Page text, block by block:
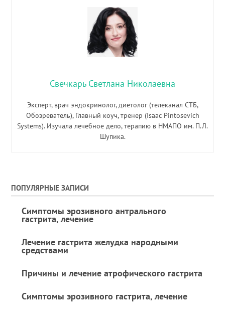
Свечкарь Светлана Николаевна
Эксперт, врач эндокринолог, диетолог (телеканал СТБ,
Обозреватель), Главный коуч, тренер (Isaac Pintosevich
Systems). Изучала лечебное дело, терапию в НМАПО им. П.Л.
Шупика.
ПОПУЛЯРНЫЕ ЗАПИСИ
Симптомы эрозивного антрального
гастрита, лечение
Лечение гастрита желудка народными
средствами
Причины и лечение атрофического гастрита
Симптомы эрозивного гастрита, лечение